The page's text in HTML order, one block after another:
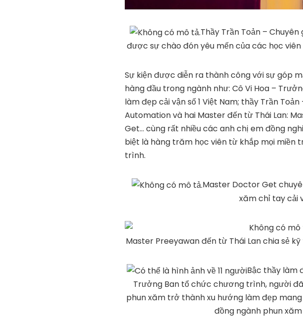
Thầy Trần Toản –
được sự chào đón yêu mến của các học viên
Sự kiện được diễn ra thành công với sự góp
hàng đầu trong ngành như: Cô Vi Hoa –
làm đẹp cải vận số 1 Việt Nam; thầy Trần
Automation và hai Master đến từ Thái Lan:
Get… cùng rất nhiều các anh chị em đồng
biệt là hàng trăm học viên từ khắp mọi miền
trình.
Master Doctor Get
xăm chỉ tay cải
Master Preeyawan đến từ Thái Lan chia sẻ
Bậc thầy làm
Trưởng Ban tổ chức chương trình, người
phun xăm trở thành xu hướng làm đẹp
đồng ngành phun